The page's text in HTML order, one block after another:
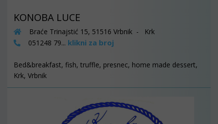
KONOBA LUCE
Braće Trinajstić 15, 51516 Vrbnik - Krk
051248 79... klikni za broj
Bed&breakfast, fish, truffle, presnec, home made dessert,
Krk, Vrbnik